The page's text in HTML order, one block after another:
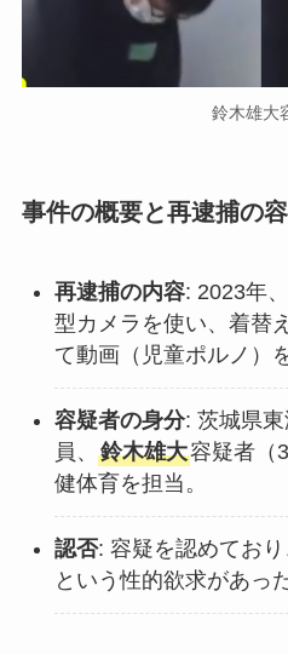
鈴木雄大
事件の概要と再逮捕の
再逮捕の内容: 2023年
型カメラを使い、着替
て動画（児童ポルノ）
容疑者の身分: 茨城県
員、 鈴木雄大容疑者（
健体育を担当。
認否: 容疑を認めてお
という性的欲求があっ